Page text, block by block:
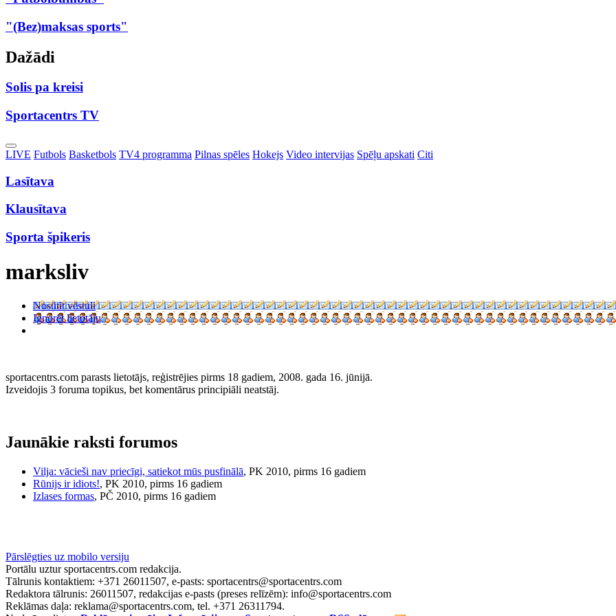
"(Bez)maksas sports"
Dažādi
Solis pa kreisi
Sportacentrs TV
Toggle
Dropdown
LIVE Futbols Basketbols TV4 programma Pilnas spēles Hokejs Video intervijas Spēļu apskati Citi
Lasītava
Klausītava
Sporta špikeris
marksliv
Nosūtīt vēstuli
Ignorēt lietotāju
sportacentrs.com parasts lietotājs, reģistrējies pirms 18 gadiem, 2008. gada 16. jūnijā.
Izveidojis 3 foruma topikus, bet komentārus principiāli neatstāj.
Jaunākie raksti forumos
Vilja: vācieši nav priecīgi, satiekot mūs pusfinālā, PK 2010, pirms 16 gadiem
Rūnijs ir idiots!, PK 2010, pirms 16 gadiem
Izlases formas, PČ 2010, pirms 16 gadiem
Pārslēgties uz mobilo versiju
Portālu uztur sportacentrs.com redakcija.
Tālrunis kontaktiem: +371 26011507, e-pasts: sportacentrs@sportacentrs.com
Redaktora tālrunis: 26011507, redakcijas e-pasts (preses relīzēm): info@sportacentrs.com
Reklāmas daļa: reklama@sportacentrs.com, tel. +371 26311794.